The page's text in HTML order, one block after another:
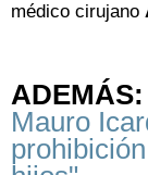
médico cirujano
ADEMÁS:
Mauro